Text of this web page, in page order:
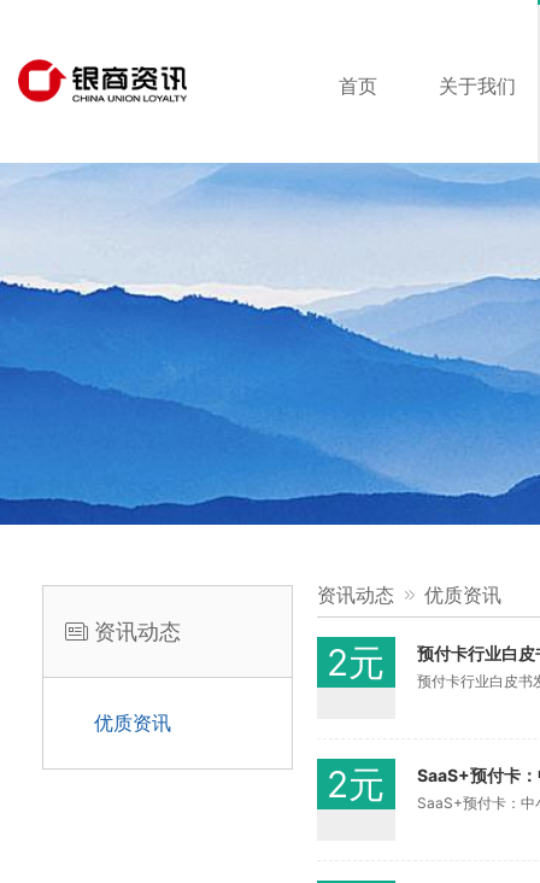
首页 关于我们
资讯动态
优质资讯
资讯动态 优质资讯
2元 预付卡行业白
预付卡行业白皮书
2元 SaaS+预付卡
SaaS+预付卡：